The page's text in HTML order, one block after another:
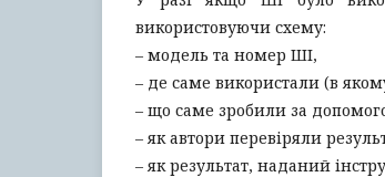
використовуючи схему:
– модель та номер ШІ,
– де саме використали (в якому
– що саме зробили за
– як автори перевіряли
– як результат, наданий